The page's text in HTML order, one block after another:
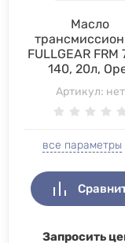
Масло
FULLGEAR FRM
140, 20л,
Артикул: нет
все параметры
Запросить